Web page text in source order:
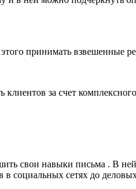
этого принимать взвешенные
за счет
свои навыки письма . В
социальных сетях до